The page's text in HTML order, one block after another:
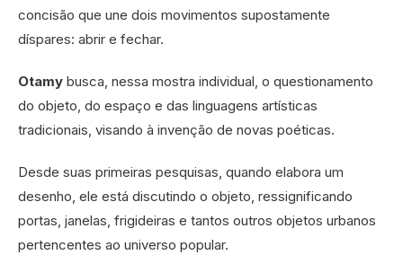
concisão que une dois movimentos supostamente
díspares: abrir e fechar.
Otamy busca, nessa mostra individual, o questionamento
do objeto, do espaço e das linguagens artísticas
tradicionais, visando à invenção de novas poéticas.
Desde suas primeiras pesquisas, quando elabora um
desenho, ele está discutindo o objeto, ressignificando
portas, janelas, frigideiras e tantos outros objetos urbanos
pertencentes ao universo popular.